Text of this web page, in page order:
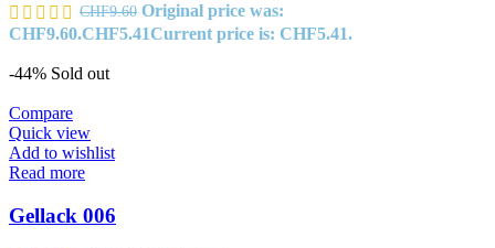
CHF9.60 Original price was:
CHF9.60.CHF5.41Current price is: CHF5.41.
-44% Sold out
Compare
Quick view
Add to wishlist
Read more
Gellack 006